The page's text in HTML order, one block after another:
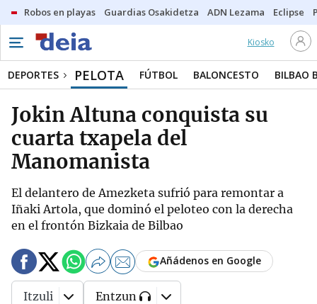
Robos en playas Guardias Osakidetza ADN Lezama Eclipse
Kiosko
DEPORTES PELOTA FÚTBOL BALONCESTO BILBAO
Jokin Altuna conquista su
cuarta txapela del
Manomanista
El delantero de Amezketa sufrió para remontar a
Iñaki Artola, que dominó el peloteo con la derecha
en el frontón Bizkaia de Bilbao
Añádenos en Google
Itzuli Entzun